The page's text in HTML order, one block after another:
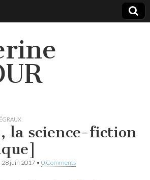
la science-fiction
28 juin 2017 • 0 Comments